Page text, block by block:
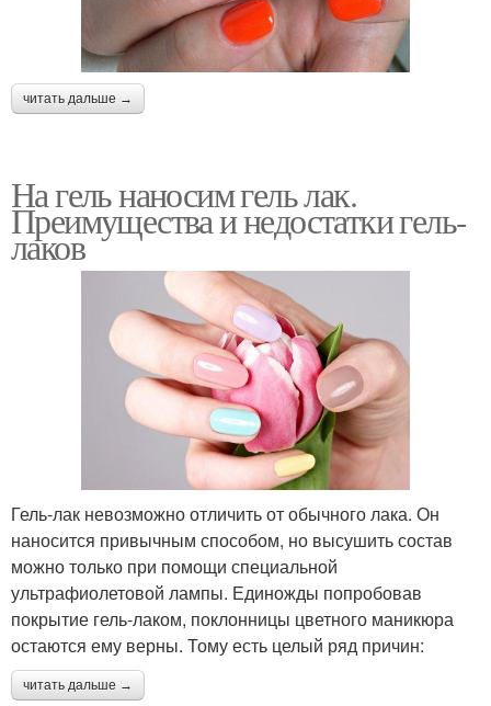
читать дальше →
На гель наносим гель лак.
Преимущества и недостатки гель-
лаков
Гель-лак невозможно отличить от обычного лака. Он
наносится привычным способом, но высушить состав
можно только при помощи специальной
ультрафиолетовой лампы. Единожды попробовав
покрытие гель-лаком, поклонницы цветного маникюра
остаются ему верны. Тому есть целый ряд причин:
читать дальше →